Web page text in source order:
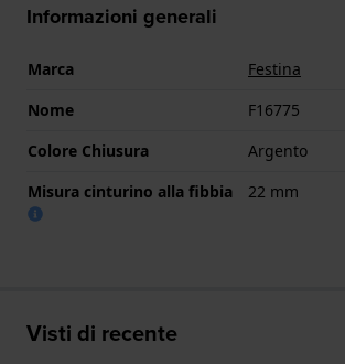
Informazioni generali
Marca
Festina
Nome
F16775
Colore Chiusura
Argento
Misura cinturino alla fibbia
22 mm
Visti di recente